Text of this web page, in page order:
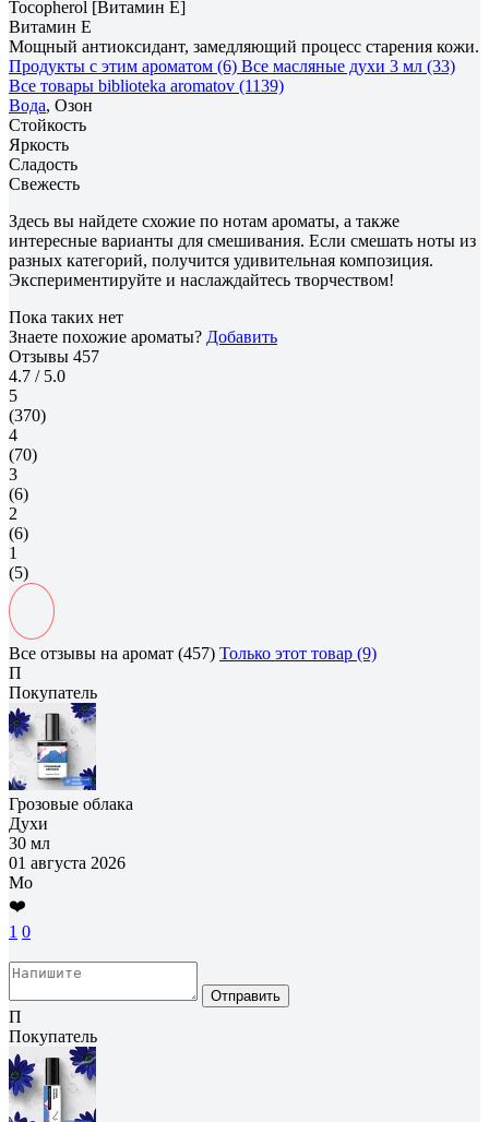
Tocopherol [Витамин E]
Витамин E
Мощный антиоксидант, замедляющий процесс старения кожи.
Продукты с этим ароматом (6) Все масляные духи 3 мл (33)
Все товары biblioteka aromatov (1139)
Вода, Озон
Стойкость
Яркость
Сладость
Свежесть
Здесь вы найдете схожие по нотам ароматы, а также
интересные варианты для смешивания. Если смешать ноты из
разных категорий, получится удивительная композиция.
Экспериментируйте и наслаждайтесь творчеством!
Пока таких нет
Знаете похожие ароматы? Добавить
Отзывы 457
4.7 / 5.0
5
(370)
4
(70)
3
(6)
2
(6)
1
(5)
Все отзывы на аромат (457) Только этот товар (9)
П
Покупатель
Грозовые облака
Духи
30 мл
01 августа 2026
Мо
❤️
1 0
Отправить
П
Покупатель